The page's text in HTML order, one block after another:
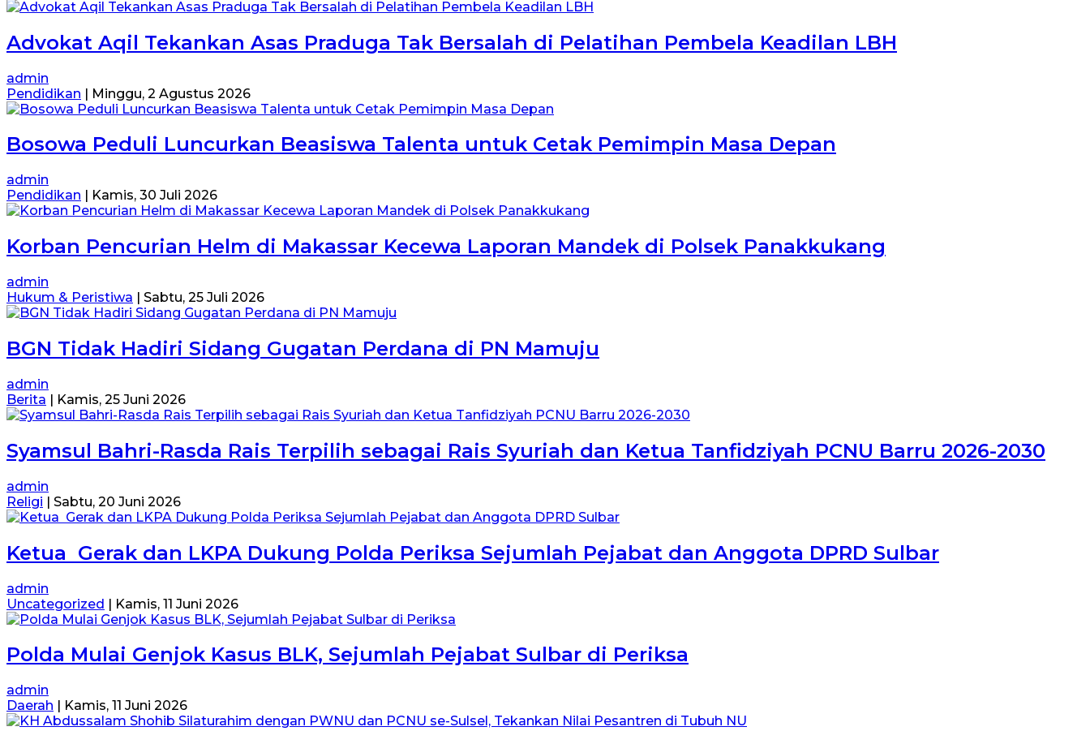
Advokat Aqil Tekankan Asas Praduga Tak Bersalah di Pelatihan Pembela Keadilan LBH
admin
Pendidikan | Minggu, 2 Agustus 2026
Bosowa Peduli Luncurkan Beasiswa Talenta untuk Cetak Pemimpin Masa Depan
admin
Pendidikan
Kamis, 30 Juli 2026
Korban Pencurian Helm di Makassar Kecewa Laporan Mandek di Polsek Panakkukang
admin
Hukum & Peristiwa | Sabtu, 25 Juli 2026
BGN Tidak Hadiri Sidang Gugatan Perdana di PN Mamuju
admin
Berita | Kamis, 25 Juni 2026
Syamsul Bahri-Rasda Rais Terpilih sebagai Rais Syuriah dan Ketua Tanfidziyah PCNU Barru 2026-2030
admin
Religi | Sabtu, 20 Juni 2026
Ketua Gerak dan LKPA Dukung Polda Periksa Sejumlah Pejabat dan Anggota DPRD Sulbar
admin
Uncategorized | Kamis, 11 Juni 2026
Polda Mulai Genjok Kasus BLK, Sejumlah Pejabat Sulbar di Periksa
admin
Daerah
Kamis, 11 Juni 2026